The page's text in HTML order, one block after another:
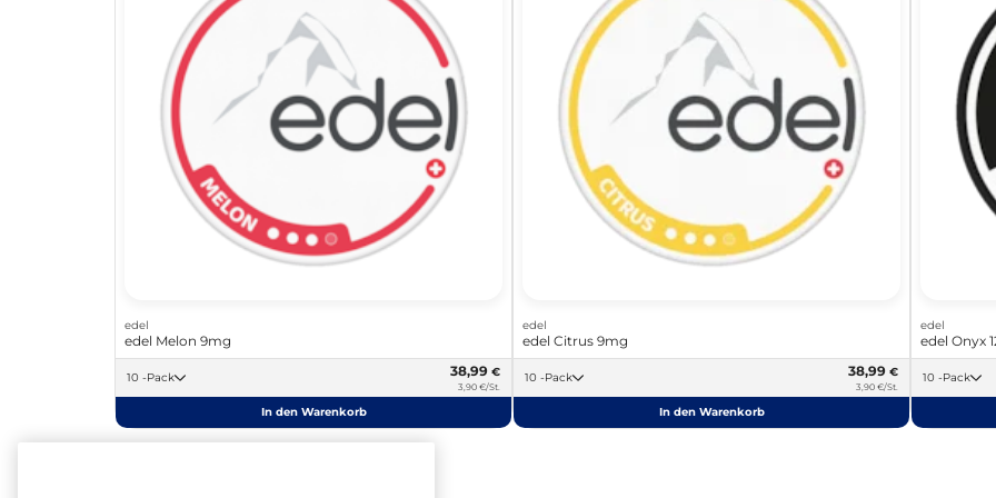
edel
edel Melon 9mg
10 -Pack 38,99 €
3,90 €/St.
In den Warenkorb
edel
edel Citrus 9mg
10 -Pack 38,99 €
3,90 €/St.
In den Warenkorb
edel
edel Onyx
10 -Pack